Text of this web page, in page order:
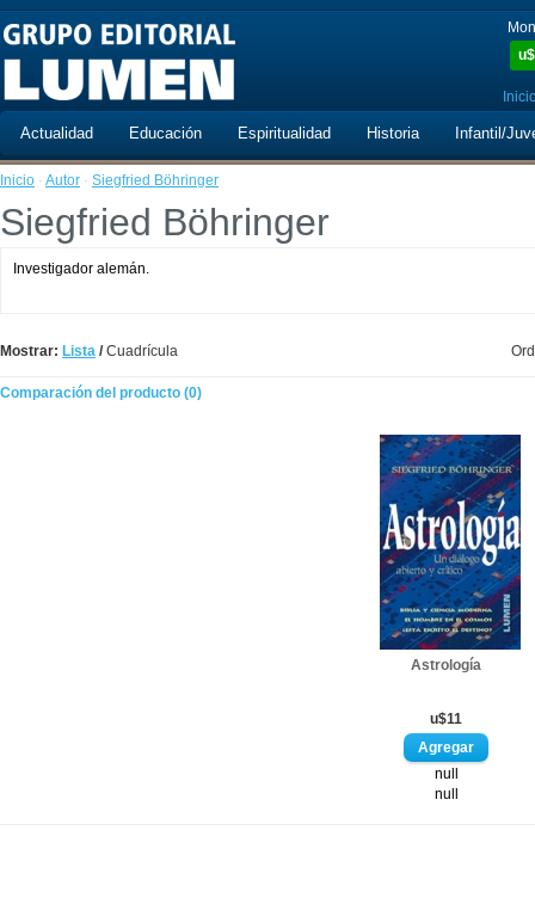
u$
Actualidad Educación Espiritualidad Historia Infantil/
Inicio · Autor · Siegfried Böhringer
Siegfried Böhringer
Investigador alemán.
Mostrar: Lista /Cuadrícula
Comparación del producto (0)
Astrología
u$11
null
null